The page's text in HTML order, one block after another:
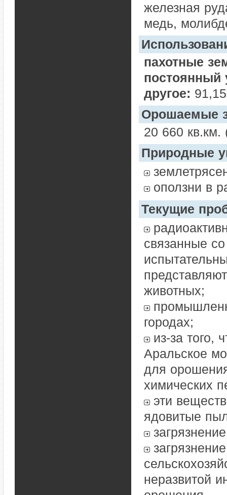
железная
медь,
пахотные
постоянный
другое:
Орошаемые
20 660 кв.км.
Природные
оползни в
Текущие
связанные
животных;
городах;
из-за того,
Аральское
для
химических
эти
ядовитые
неразвитой